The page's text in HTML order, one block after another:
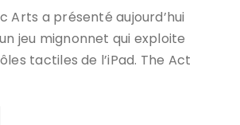
Arts a présenté aujourd’hui
jeu mignonnet qui exploite
tactiles de l’iPad. The Act